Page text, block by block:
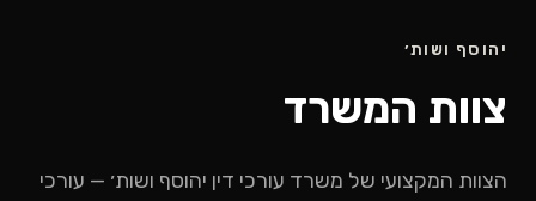
יהוסף ושות׳
צוות המשרד
הצוות המקצועי של משרד עורכי דין יהוסף ושות׳ — עורכי